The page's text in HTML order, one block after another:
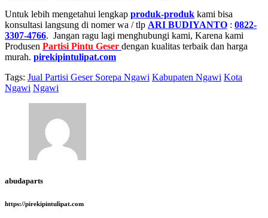
Untuk lebih mengetahui lengkap produk-produk kami bisa
konsultasi langsung di nomer wa / tlp ARI BUDIYANTO : 0822-
3307-4766. Jangan ragu lagi menghubungi kami, Karena kami
Produsen Partisi Pintu Geser dengan kualitas terbaik dan harga
murah. pirekipintulipat.com
Tags: Jual Partisi Geser Sorepa Ngawi Kabupaten Ngawi Kota
Ngawi Ngawi
abudaparts
https://pirekipintulipat.com